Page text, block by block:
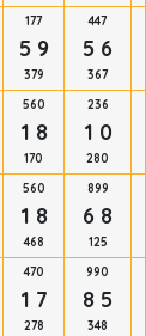
177
5 9
379
447
5 6
367
560
1 8
170
236
1 0
280
560
1 8
468
899
6 8
125
470
1 7
278
990
8 5
348